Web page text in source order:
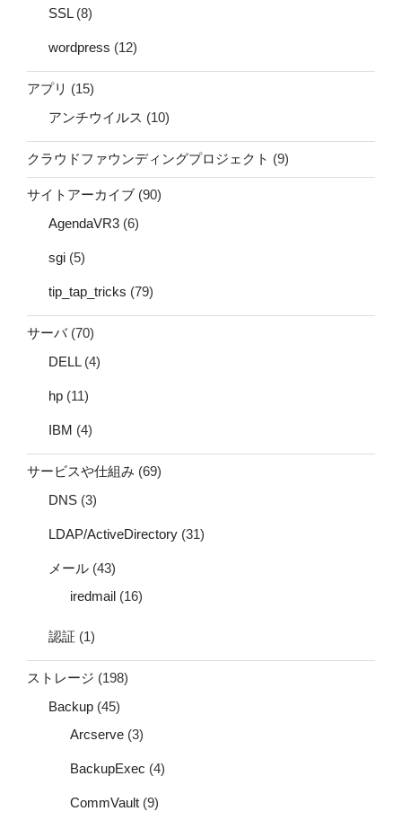
SSL(8)
wordpress (12)
アプリ (15)
アンチウイルス (10)
クラウドファウンディングプロジェクト (9)
サイトアーカイブ (90)
AgendaVR3 (6)
sgi (5)
tip_tap_tricks (79)
サーバ(70)
DELL(4)
hp (11)
IBM (4)
サービスや仕組み (69)
DNS (3)
LDAP/ActiveDirectory (31)
メール (43)
iredmail (16)
認証 (1)
ストレージ (198)
Backup (45)
Arcserve (3)
BackupExec (4)
CommVault (9)